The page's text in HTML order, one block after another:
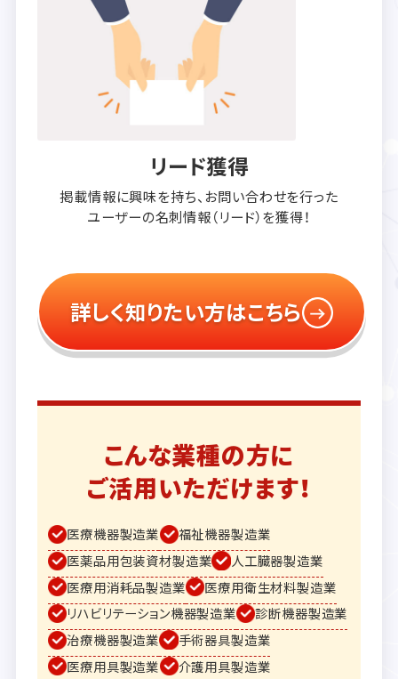
リード獲得
掲載情報に興味を持ち、 お問い合わせを行った
ユーザーの名刺情報（リード）を獲得！
詳しく知りたい方はこちら
こんな業種の方に
ご活用いただけます！
医療機器製造業
福祉機器製造業
医薬品用包装資材製造業
人工臓器製造業
医療用消耗品製造業
医療用衛生材料製造業
リハビリテーション機器製造業
診断機器製造業
治療機器製造業
手術器具製造業
医療用具製造業
介護用具製造業